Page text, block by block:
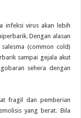
infeksi virus akan lebih
Dengan alasan
(common cold)
sampai gejala akut
sehera dengan
fragil dan pemberian
yang berat. Bila